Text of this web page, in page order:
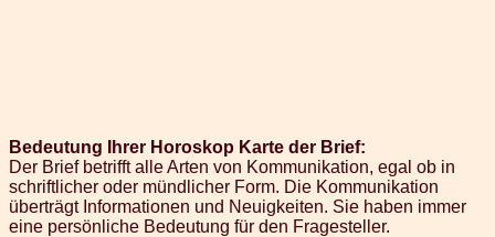
Bedeutung Ihrer Horoskop Karte der Brief:
Der Brief betrifft alle Arten von Kommunikation, egal ob in
schriftlicher oder mündlicher Form. Die Kommunikation
überträgt Informationen und Neuigkeiten. Sie haben immer
eine persönliche Bedeutung für den Fragesteller.